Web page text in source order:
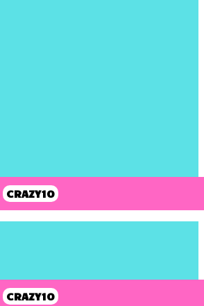
CRAZY10
CRAZY10